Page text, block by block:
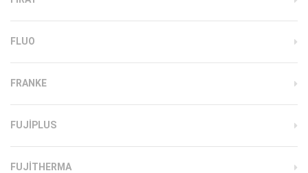
FLUO
FRANKE
FUJIPLUS
FUJITHERMA